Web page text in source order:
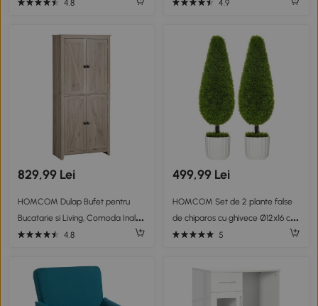
4.8
Design Elegant
4.9
829,99 Lei
HOMCOM Dulap Bufet pentru
Bucatarie si Living, Comoda Inalta
cu 4 Usi si Rafturi Reglabile, Design
4.8
499,99 Lei
HOMCOM Set de 2 plante false
de chiparos cu ghivece Ø12x16 cm,
mușchi și ciment, din PE și plastic,
5